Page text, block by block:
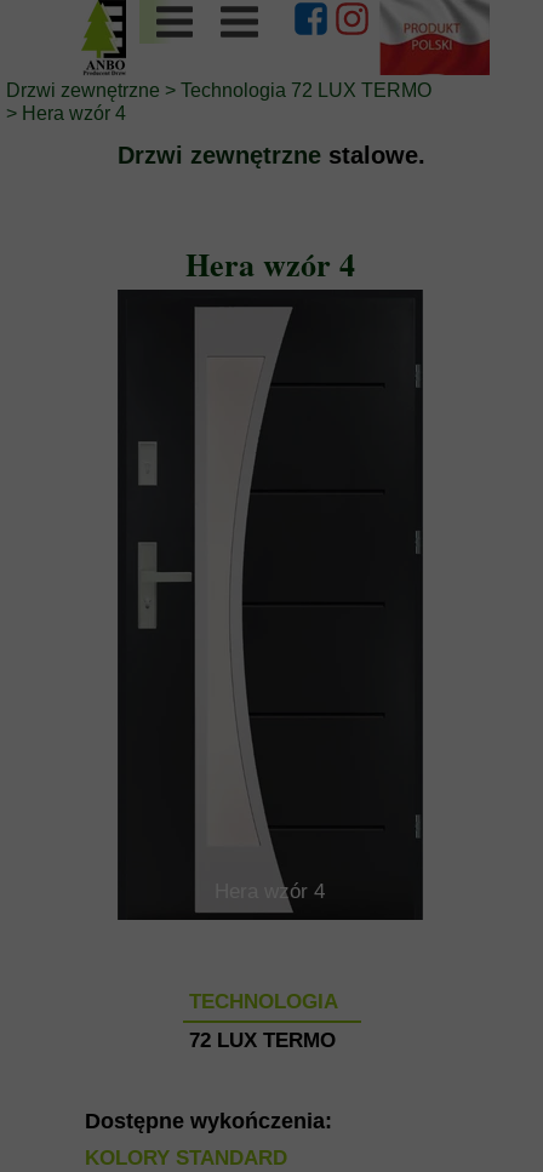
Drzwi zewnętrzne > Technologia 72 LUX TERMO
> Hera wzór 4
KOLORY STANDARD
Dostępne wykończenia:
72 LUX TERMO
TECHNOLOGIA
Drzwi zewnętrzne stalowe.
Hera wzór 4
Hera wzór 4